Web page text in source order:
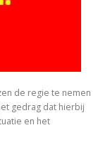
de regie te nemen
gedrag dat hierbij
en het